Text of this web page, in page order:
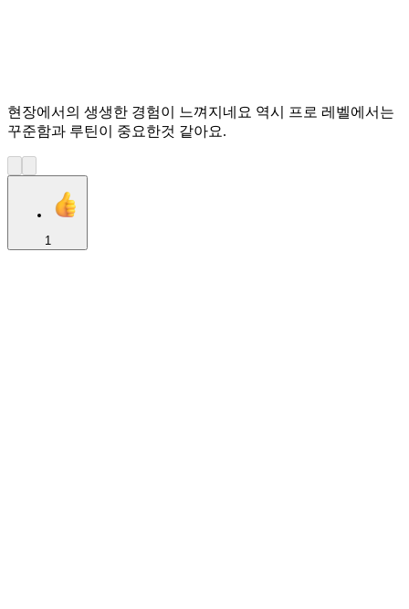
현장에서의 생생한 경험이 느껴지네요 역시 프로 레벨에서는
꾸준함과 루틴이 중요한것 같아요.
1